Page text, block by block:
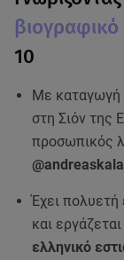
βιογραφικό
10
Με καταγωγή
στη Σιόν της
προσωπικός
Έχει πολυετή
και εργάζεται
ελληνικό